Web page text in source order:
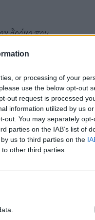
or processing of your
use the below opt-out
out request is processed
information utilized by us
out. You may separately
parties on the IAB’s list of
us to third parties on the
other third parties.
δρόμο που
μας—
περίοδο που
αρμάτων μάχης
τον εχθρό.